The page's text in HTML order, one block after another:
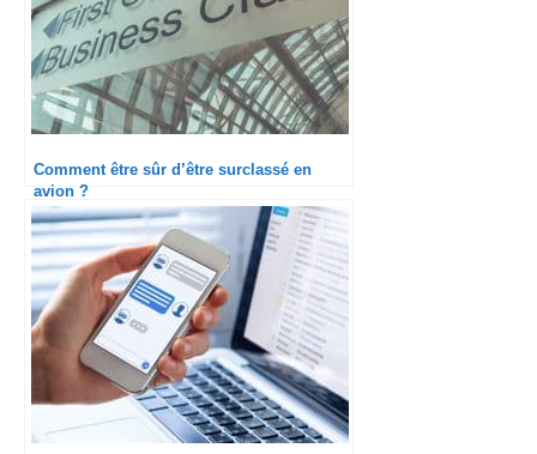
Comment être sûr d’être surclassé en
avion ?